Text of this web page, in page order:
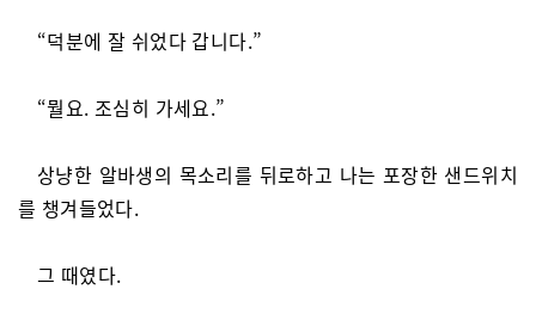
“덕분에 잘 쉬었다 갑니다.”
“뭘요. 조심히 가세요.”
상냥한 알바생의 목소리를 뒤로하고 나는 포장한 샌드위치
를 챙겨들었다.
그 때였다.